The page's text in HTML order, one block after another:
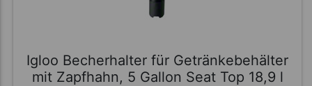
Igloo Becherhalter für Getränkebehälter
mit Zapfhahn, 5 Gallon Seat Top 18,9 l